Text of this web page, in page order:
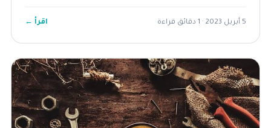
5 أبريل 2023 · 1 دقائق قراءة اقرأ ←